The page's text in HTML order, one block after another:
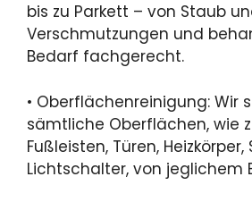
bis zu Parkett – von Staub
Verschmutzungen und
Bedarf fachgerecht.
• Oberflächenreinigung: Wir
sämtliche Oberflächen, wie
Fußleisten, Türen,
Lichtschalter, von jeglichem